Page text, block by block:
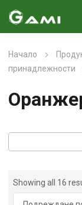
Начало
принадлежности
Showing all 16